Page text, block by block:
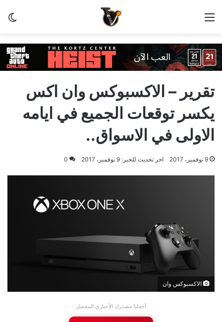
القائمة
تقرير – الاكسبوكس وان اكس
يكسر توقعات الجميع في ايامه
الاولى في الاسواق..
9 نوفمبر، 2017 اخر تحديث للخبر: 9 نوفمبر، 2017 0
الاكسبوكس وان
أجعلنا مصدرك الأخباري المفضل